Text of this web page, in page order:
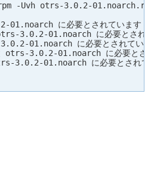
-Uvh otrs-3.0.2-01.noarch.rpm
に必要とされています
3.0.2-01.noarch に必要とされて
01.noarch に必要とされていま
3.0.2-01.noarch に必要とされ
3.0.2-01.noarch に必要とされて